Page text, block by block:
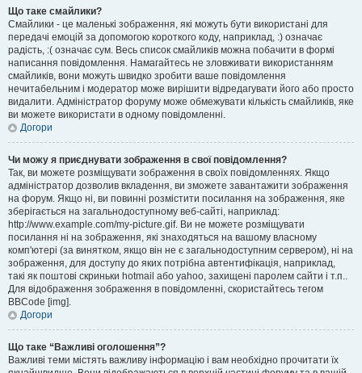
Що таке смайлики?
Смайлики - це маленькі зображення, які можуть бути використані для
передачі емоцій за допомогою короткого коду, наприклад, :) означає
радість, :( означає сум. Весь список смайликів можна побачити в формі
написання повідомлення. Намагайтесь не зловживати використанням
смайликів, вони можуть швидко зробити ваше повідомлення
нечитабельним і модератор може вирішити відредагувати його або просто
видалити. Адміністратор форуму може обмежувати кількість смайликів, яке
ви можете використати в одному повідомленні.
Догори
Чи можу я приєднувати зображення в свої повідомлення?
Так, ви можете розміщувати зображення в своїх повідомленнях. Якщо
адміністратор дозволив вкладення, ви зможете завантажити зображення
на форум. Якщо ні, ви повинні розмістити посилання на зображення, яке
зберігається на загальнодоступному веб-сайті, наприклад:
http://www.example.com/my-picture.gif. Ви не можете розміщувати
посилання ні на зображення, які знаходяться на вашому власному
комп'ютері (за винятком, якщо він не є загальнодоступним сервером), ні на
зображення, для доступу до яких потрібна автентифікація, наприклад,
такі як поштові скриньки hotmail або yahoo, захищені паролем сайти і т.п..
Для відображення зображення в повідомленні, скористайтесь тегом
BBCode [img].
Догори
Що таке “Важливі оголошення”?
Важливі теми містять важливу інформацію і вам необхідно прочитати їх